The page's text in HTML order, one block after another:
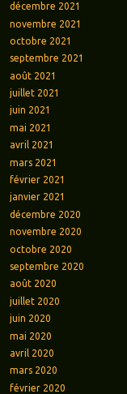
décembre 2021
novembre 2021
octobre 2021
septembre 2021
août 2021
juillet 2021
juin 2021
mai 2021
avril 2021
mars 2021
février 2021
janvier 2021
décembre 2020
novembre 2020
octobre 2020
septembre 2020
août 2020
juillet 2020
juin 2020
mai 2020
avril 2020
mars 2020
février 2020